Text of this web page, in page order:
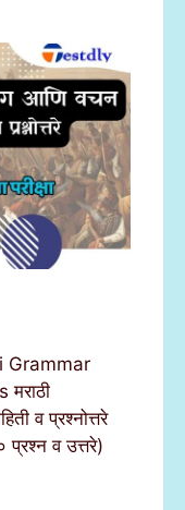
Grammar
व प्रश्नोत्तरे
व उत्तरे)